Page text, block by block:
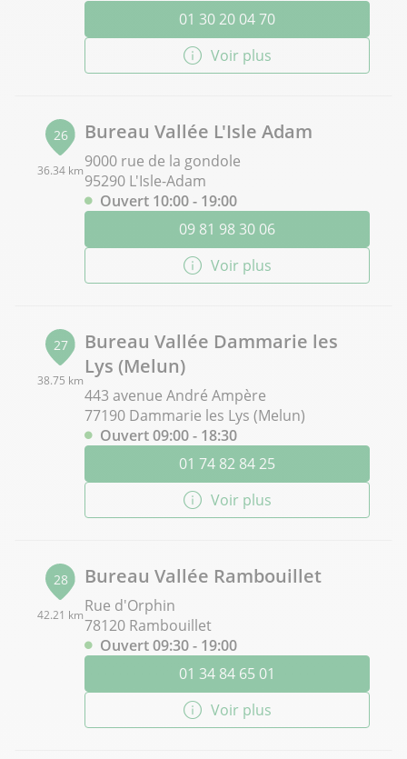
01 30 20 04 70
Voir plus
26
36.34 km
Bureau Vallée L'Isle Adam
9000 rue de la gondole
95290 L'Isle-Adam
Ouvert 10:00 - 19:00
09 81 98 30 06
Voir plus
27
38.75 km
Bureau Vallée Dammarie les
Lys (Melun)
443 avenue André Ampère
77190 Dammarie les Lys (Melun)
Ouvert 09:00 - 18:30
01 74 82 84 25
Voir plus
28
42.21 km
Bureau Vallée Rambouillet
Rue d'Orphin
78120 Rambouillet
Ouvert 09:30 - 19:00
01 34 84 65 01
Voir plus